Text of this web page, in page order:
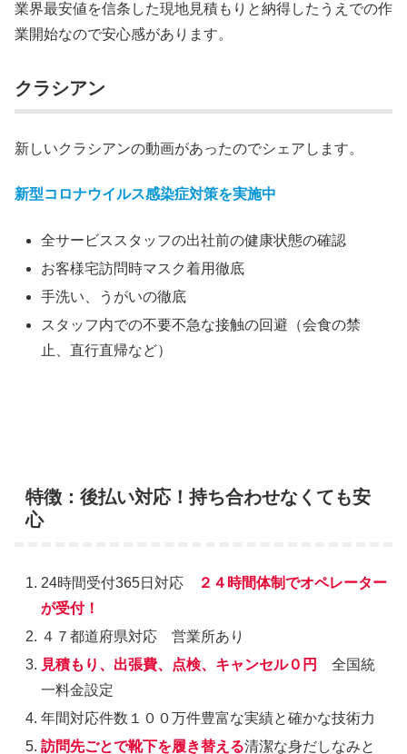
業界最安値を信条した現地見積もりと納得したうえでの作
業開始なので安心感があります。
クラシアン
新しいクラシアンの動画があったのでシェアします。
新型コロナウイルス感染症対策を実施中
全サービススタッフの出社前の健康状態の確認
お客様宅訪問時マスク着用徹底
手洗い、うがいの徹底
スタッフ内での不要不急な接触の回避（会食の禁
止、直行直帰など）
特徴：後払い対応！持ち合わせなくても安
心
24時間受付365日対応
２４時間体制でオペレーター
が受付！
４７都道府県対応 営業所あり
見積もり、出張費、点検、キャンセル０円
全国統
一料金設定
年間対応件数１００万件豊富な実績と確かな技術力
訪問先ごとで靴下を履き替える清潔な身だしなみと